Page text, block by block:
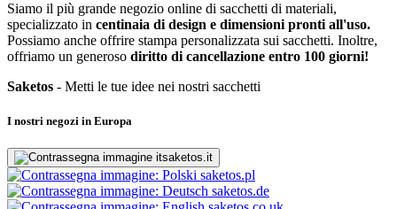
Siamo il più grande negozio online di sacchetti di materiali,
specializzato in centinaia di design e dimensioni pronti all'uso.
Possiamo anche offrire stampa personalizzata sui sacchetti. Inoltre,
offriamo un generoso diritto di cancellazione entro 100 giorni!
Saketos - Metti le tue idee nei nostri sacchetti
I nostri negozi in Europa
saketos.it
saketos.pl
saketos.de